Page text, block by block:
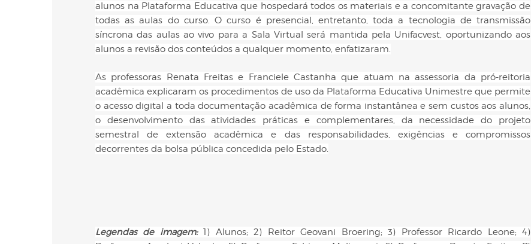
alunos na Plataforma Educativa que hospedará todos os materiais e a concomitante gravação de
todas as aulas do curso. O curso é presencial, entretanto, toda a tecnologia de transmissão
síncrona das aulas ao vivo para a Sala Virtual será mantida pela Unifacvest, oportunizando aos
alunos a revisão dos conteúdos a qualquer momento, enfatizaram.
As professoras Renata Freitas e Franciele Castanha que atuam na assessoria da pró-reitoria
acadêmica explicaram os procedimentos de uso da Plataforma Educativa Unimestre que permite
o acesso digital a toda documentação acadêmica de forma instantânea e sem custos aos alunos,
o desenvolvimento das atividades práticas e complementares, da necessidade do projeto
semestral de extensão acadêmica e das responsabilidades, exigências e compromissos
decorrentes da bolsa pública concedida pelo Estado.
Legendas de imagem:1) Alunos; 2) Reitor Geovani Broering; 3) Professor Ricardo Leone; 4)